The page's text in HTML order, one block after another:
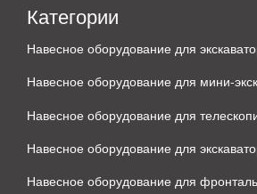
Категории
Навесное оборудование для
Навесное оборудование для мини-
Навесное оборудование для
Навесное оборудование для
Навесное оборудование для